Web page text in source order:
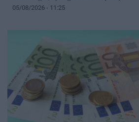
05/08/2026 - 11:25